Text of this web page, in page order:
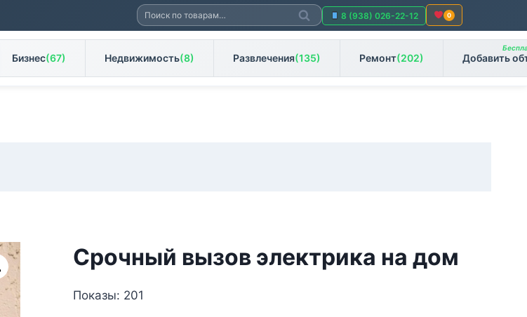
Искать:
Поиск
8 (938) 026-22-12 0
Бизнес(67) Недвижимость(8) Развлечения(135) Ремонт(202) Добавить
Zoom Срочный вызов электрика на дом
Показы: 201